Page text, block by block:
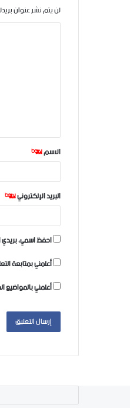
لن يتم نشر عنوان
ق
*
الاسم*
البريد الإلكتروني*
احفظ اسمي، بريدي
أعلمني بمتابعة
أعلمني بالمواضيع